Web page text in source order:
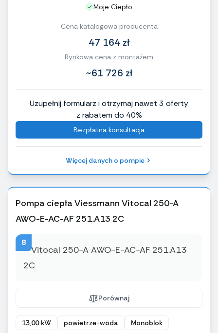
Moje Ciepło
Cena katalogowa producenta
47 164 zł
Rynkowa cena z montażem
~61 726 zł
Uzupełnij formularz i otrzymaj nawet 3 oferty
z rabatem do 40%
Bezpłatna konsultacja
Więcej danych o pompie
Pompa ciepła Viessmann Vitocal 250-A
AWO-E-AC-AF 251.A13 2C
8
Porównaj
13,00 kW powietrze-woda Monoblok